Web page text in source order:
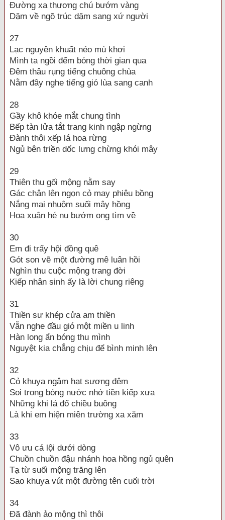
Đường xa thương chú bướm vàng
Dặm về ngõ trúc dặm sang xứ người
27
Lạc nguyên khuất nẻo mù khơi
Mình ta ngồi đếm bóng thời gian qua
Đêm thâu rụng tiếng chuông chùa
Nằm đây nghe tiếng gió lùa sang canh
28
Gầy khô khóe mắt chung tình
Bếp tàn lửa tắt trang kinh ngập ngừng
Đành thôi xếp lá hoa rừng
Ngủ bên triền dốc lưng chừng khói mây
29
Thiên thu gối mộng nằm say
Gác chân lên ngọn cỏ may phiêu bồng
Nắng mai nhuộm suối mây hồng
Hoa xuân hé nụ bướm ong tìm về
30
Em đi trẩy hội đồng quê
Gót son vẽ một đường mê luân hồi
Nghìn thu cuộc mộng trang đời
Kiếp nhân sinh ấy là lời chung riêng
31
Thiền sư khép cửa am thiền
Vẫn nghe đầu gió một miền u linh
Hàn long ẩn bóng thu mình
Nguyệt kia chẳng chịu để bình minh lên
32
Cỏ khuya ngậm hạt sương đêm
Soi trong bóng nước nhớ tiền kiếp xưa
Những khi lá đổ chiều buông
Là khi em hiện miên trường xa xăm
33
Vô ưu cá lội dưới dòng
Chuồn chuồn đậu nhánh hoa hồng ngủ quên
Tạ từ suối mộng trăng lên
Sao khuya vút một đường tên cuối trời
34
Đã đành ảo mộng thì thôi